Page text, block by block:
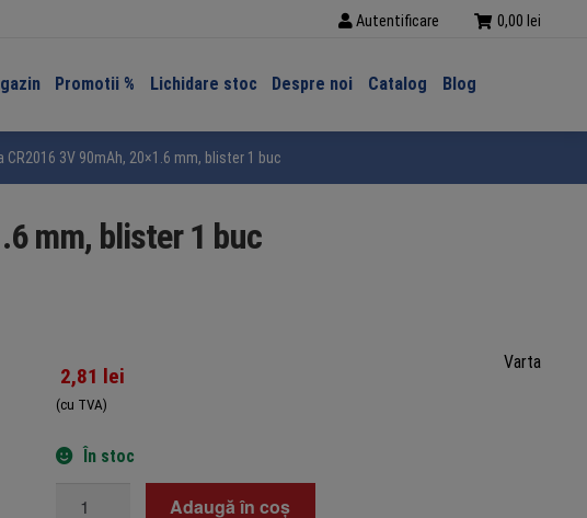
Autentificare 0,00 lei
Promotii % Lichidare stoc Despre noi Catalog Blog
CR2016 3V 90mAh, 20×1.6 mm, blister 1 buc
mm, blister 1 buc
2,81 lei
(cu TVA)
Varta
În stoc
Adaugă în coș